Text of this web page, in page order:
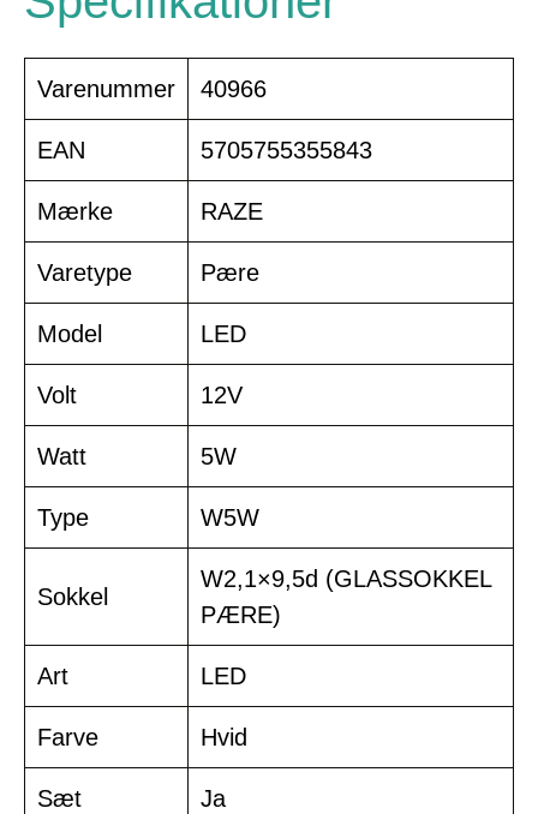
Varenummer 40966
EAN 5705755355843
Mærke RAZE
Varetype Pære
Model LED
Volt 12V
Watt 5W
Type W5W
Sokkel
W2,1×9,5d (GLASSOKKEL
PÆRE)
Art LED
Farve Hvid
Sæt Ja